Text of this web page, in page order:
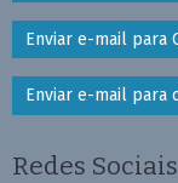
Enviar e-mail para
Enviar e-mail para
Redes Sociais